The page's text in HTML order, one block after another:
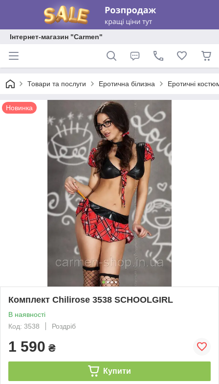
Інтернет-магазин "Carmen"
Товари та послуги Еротична білизна Еротичні
Новинка
Комплект Chilirose 3538 SCHOOLGIRL
В наявності
Код: 3538
Роздріб
1 590 ₴
Купити